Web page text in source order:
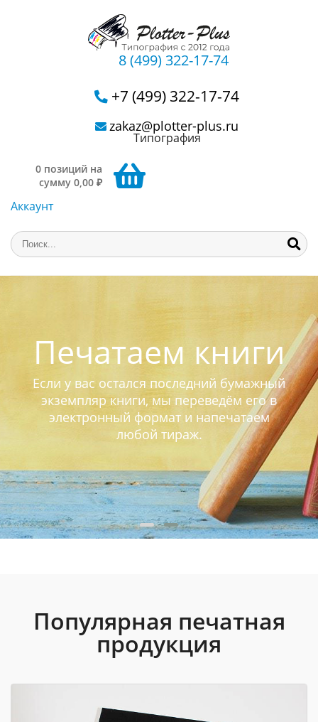
8 (499) 322-17-74
+7 (499) 322-17-74
zakaz@plotter-plus.ru
Типография
0 позиций на
сумму 0,00 ₽
Аккаунт
Печатаем книги
Если у вас остался последний бумажный
экземпляр книги, мы переведём его в
электронный формат и напечатаем
любой тираж.
Популярная печатная
продукция